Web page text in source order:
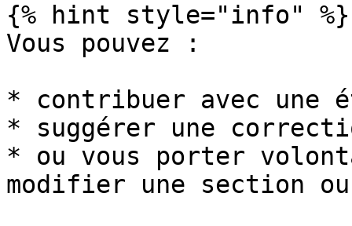
{% hint style="info" %}
Vous pouvez :
* contribuer avec une
* suggérer une
* ou vous porter
modifier une section